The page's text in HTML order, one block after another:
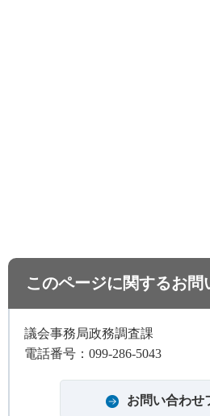
このページに関するお問
議会事務局政務調査課
電話番号：099-286-5043